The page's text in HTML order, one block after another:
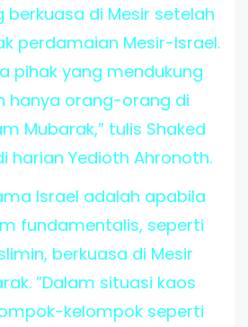
berkuasa di Mesir setelah
perdamaian Mesir-Israel.
pihak yang mendukung
hanya orang-orang di
Mubarak,” tulis Shaked
harian Yedioth Ahronoth.
Israel adalah apabila
fundamentalis, seperti
berkuasa di Mesir
”Dalam situasi kaos
kelompok seperti